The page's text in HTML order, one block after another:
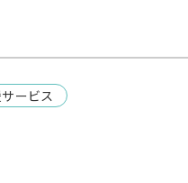
ービス